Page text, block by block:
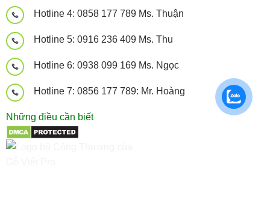
Hotline 4: 0858 177 789 Ms. Thuận
Hotline 5: 0916 236 409 Ms. Thu
Hotline 6: 0938 099 169 Ms. Ngọc
Hotline 7: 0856 177 789: Mr. Hoàng
Những điều cần biết